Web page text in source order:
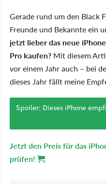
Gerade rund um den Black
Freunde und Bekannte ein
jetzt lieber das neue
Pro kaufen? Mit diesem
vor einem Jahr auch – bei
dieses Jahr fällt meine
Spoiler: Dieses iPhone
Jetzt den Preis für das
prüfen!